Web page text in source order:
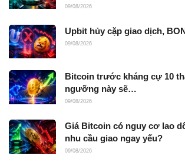
09/08/2026
Upbit hủy cặp giao dịch,
09/08/2026
Bitcoin trước kháng cự 10
ngưỡng này sẽ…
09/08/2026
Giá Bitcoin có nguy cơ lao
nhu cầu giao ngay yếu?
09/08/2026